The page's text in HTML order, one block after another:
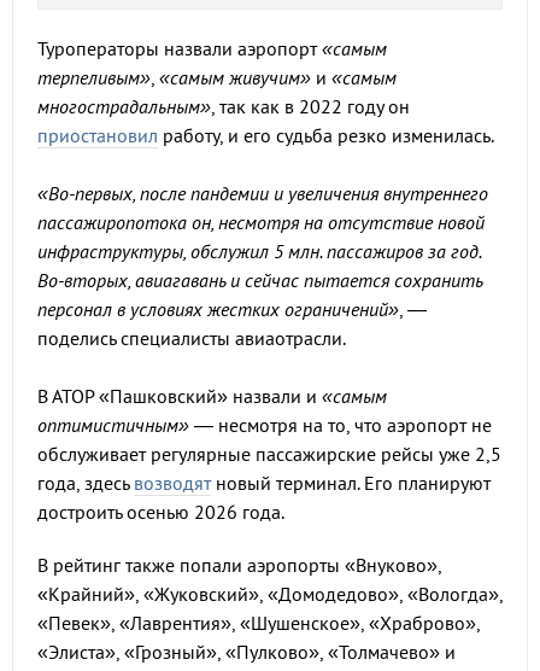
Туроператоры назвали аэропорт«самым
терпеливым», «самым живучим» и «самым
многострадальным», так как в 2022 году он
приостановил работу, и его судьба резко изменилась.
«Во-первых, после пандемии и увеличения внутреннего
пассажиропотока он, несмотря на отсутствие новой
инфраструктуры, обслужил 5 млн. пассажиров за год.
Во-вторых, авиагавань и сейчас пытается сохранить
персонал в условиях жестких ограничений», —
поделись специалисты авиаотрасли.
В АТОР «Пашковский» назвали и «самым
оптимистичным» — несмотря на то, что аэропорт не
обслуживает регулярные пассажирские рейсы уже 2,5
года, здесь возводятновый терминал. Его планируют
достроить осенью 2026 года.
В рейтинг также попали аэропорты «Внуково»,
«Крайний», «Жуковский», «Домодедово», «Вологда»,
«Певек», «Лаврентия», «Шушенское», «Храброво»,
«Элиста», «Грозный», «Пулково», «Толмачево» и